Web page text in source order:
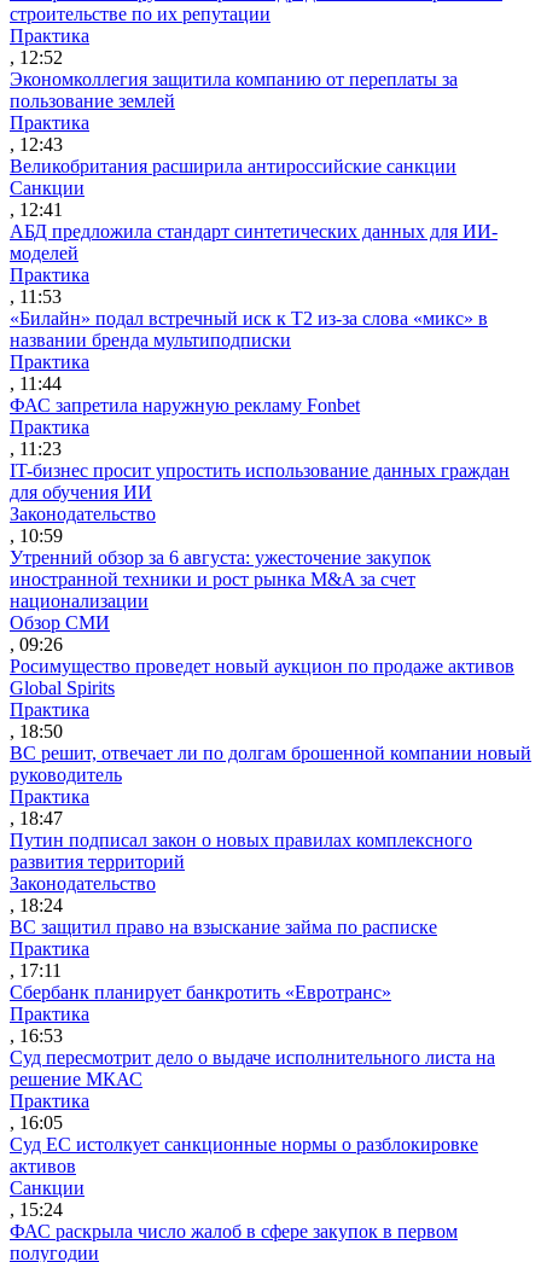
строительстве по их репутации
Практика
, 12:52
Экономколлегия защитила компанию от переплаты за
пользование землей
Практика
, 12:43
Великобритания расширила антироссийские санкции
Санкции
, 12:41
АБД предложила стандарт синтетических данных для ИИ-
моделей
Практика
, 11:53
«Билайн» подал встречный иск к Т2 из-за слова «микс» в
названии бренда мультиподписки
Практика
, 11:44
ФАС запретила наружную рекламу Fonbet
Практика
, 11:23
IT-бизнес просит упростить использование данных граждан
для обучения ИИ
Законодательство
, 10:59
Утренний обзор за 6 августа: ужесточение закупок
иностранной техники и рост рынка M&A за счет
национализации
Обзор СМИ
, 09:26
Росимущество проведет новый аукцион по продаже активов
Global Spirits
Практика
, 18:50
ВС решит, отвечает ли по долгам брошенной компании новый
руководитель
Практика
, 18:47
Путин подписал закон о новых правилах комплексного
развития территорий
Законодательство
, 18:24
ВС защитил право на взыскание займа по расписке
Практика
, 17:11
Сбербанк планирует банкротить «Евротранс»
Практика
, 16:53
Суд пересмотрит дело о выдаче исполнительного листа на
решение МКАС
Практика
, 16:05
Суд ЕС истолкует санкционные нормы о разблокировке
активов
Санкции
, 15:24
ФАС раскрыла число жалоб в сфере закупок в первом
полугодии